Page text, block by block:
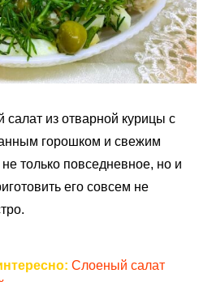
из отварной курицы с
горошком и свежим
только повседневное, но и
его совсем не
Слоеный салат